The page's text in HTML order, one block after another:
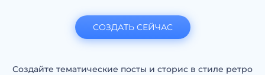
Создайте тематические посты и сторис в стиле ретро
СОЗДАТЬ СЕЙЧАС